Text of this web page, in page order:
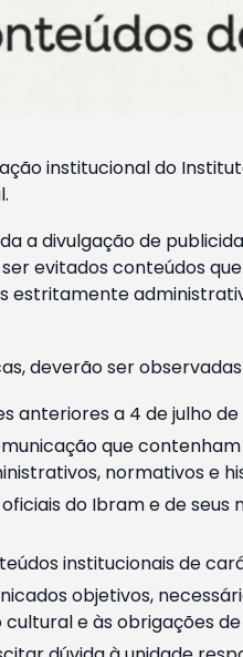
institucional do
a divulgação de
evitados conteúdos
deverão ser
a 4 de julho
que
normativos e
do Ibram e de seus
institucionais de
objetivos,
e às obrigações